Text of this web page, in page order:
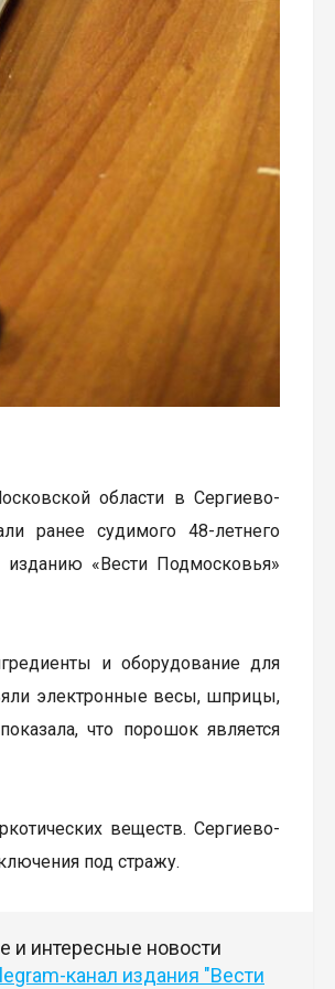
области в Сергиево-
ранее судимого 48-летнего
«Вести Подмосковья»
и оборудование для
электронные весы, шприцы,
что порошок является
веществ. Сергиево-
под стражу.
и интересные новости
канал издания "Вести